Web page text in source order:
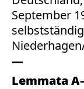
September
Lemmata